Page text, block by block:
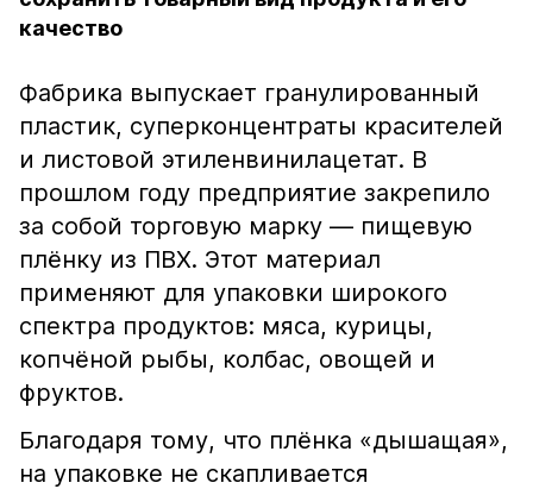
качество
Фабрика выпускает гранулированный
пластик, суперконцентраты красителей
и листовой этиленвинилацетат. В
прошлом году предприятие закрепило
за собой торговую марку — пищевую
плёнку из ПВХ. Этот материал
применяют для упаковки широкого
спектра продуктов: мяса, курицы,
копчёной рыбы, колбас, овощей и
фруктов.
Благодаря тому, что плёнка «дышащая»,
на упаковке не скапливается